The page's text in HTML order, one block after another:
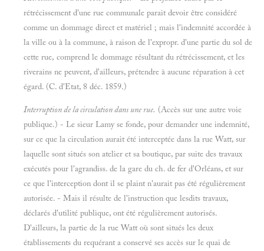
rétrécissement d'une rue communale parait devoir être considéré
comme un dommage direct et matériel ; mais l'indemnité accordée à
la ville ou à la commune, à raison de l'expropr. d'une partie du sol de
cette rue, comprend le dommage résultant du rétrécissement, et les
riverains ne peuvent, d'ailleurs, prétendre à aucune réparation à cet
égard. (C. d'Etat, 8 déc. 1859.)
Interruption de la circulation dans une rue. (Accès sur une autre voie
publique.) - Le sieur Lamy se fonde, pour demander une indemnité,
sur ce que la circulation aurait été interceptée dans la rue Watt, sur
laquelle sont situés son atelier et sa boutique, par suite des travaux
exécutés pour l'agrandiss. de la gare du ch. de fer d'Orléans, et sur
ce que l'interception dont il se plaint n'aurait pas été régulièrement
autorisée. - Mais il résulte de l'instruction que lesdits travaux,
déclarés d'utilité publique, ont été régulièrement autorisés.
D'ailleurs, la partie de la rue Watt où sont situés les deux
établissements du requérant a conservé ses accès sur le quai de